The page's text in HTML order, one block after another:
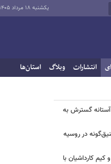
یکشنبه ۱۸ مرداد ۱۴۰۵
انتشارات وبلاگ استان‌ها
آستانه گسترش به
در روسیه
کارداشیان با